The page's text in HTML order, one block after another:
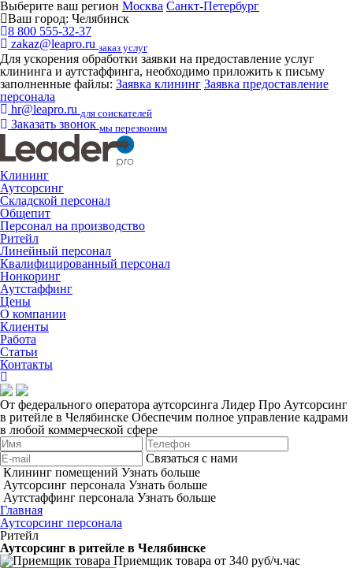
Выберите ваш регион Москва Санкт-Петербург
Ваш город: Челябинск
8 800 555-32-37
zakaz@leapro.ru заказ услуг
Для ускорения обработки заявки на предоставление услуг
клининга и аутстаффинга, необходимо приложить к письму
заполненные файлы: Заявка клининг Заявка предоставление
персонала
hr@leapro.ru для соискателей
Заказать звонок мы перезвоним
Клининг
Аутсорсинг
Складской персонал
Общепит
Персонал на производство
Ритейл
Линейный персонал
Квалифицированный персонал
Нонкоринг
Аутстаффинг
Цены
О компании
Клиенты
Работа
Статьи
Контакты
От федерального оператора аутсорсинга Лидер Про Аутсорсинг
в ритейле в Челябинске Обеспечим полное управление кадрами
в любой коммерческой сфере
Связаться с нами
Клининг помещений Узнать больше
Аутсорсинг персонала Узнать больше
Аутстаффинг персонала Узнать больше
Главная
Аутсорсинг персонала
Ритейл
Аутсорсинг в ритейле в Челябинске
Приемщик товара от 340 руб/ч.час